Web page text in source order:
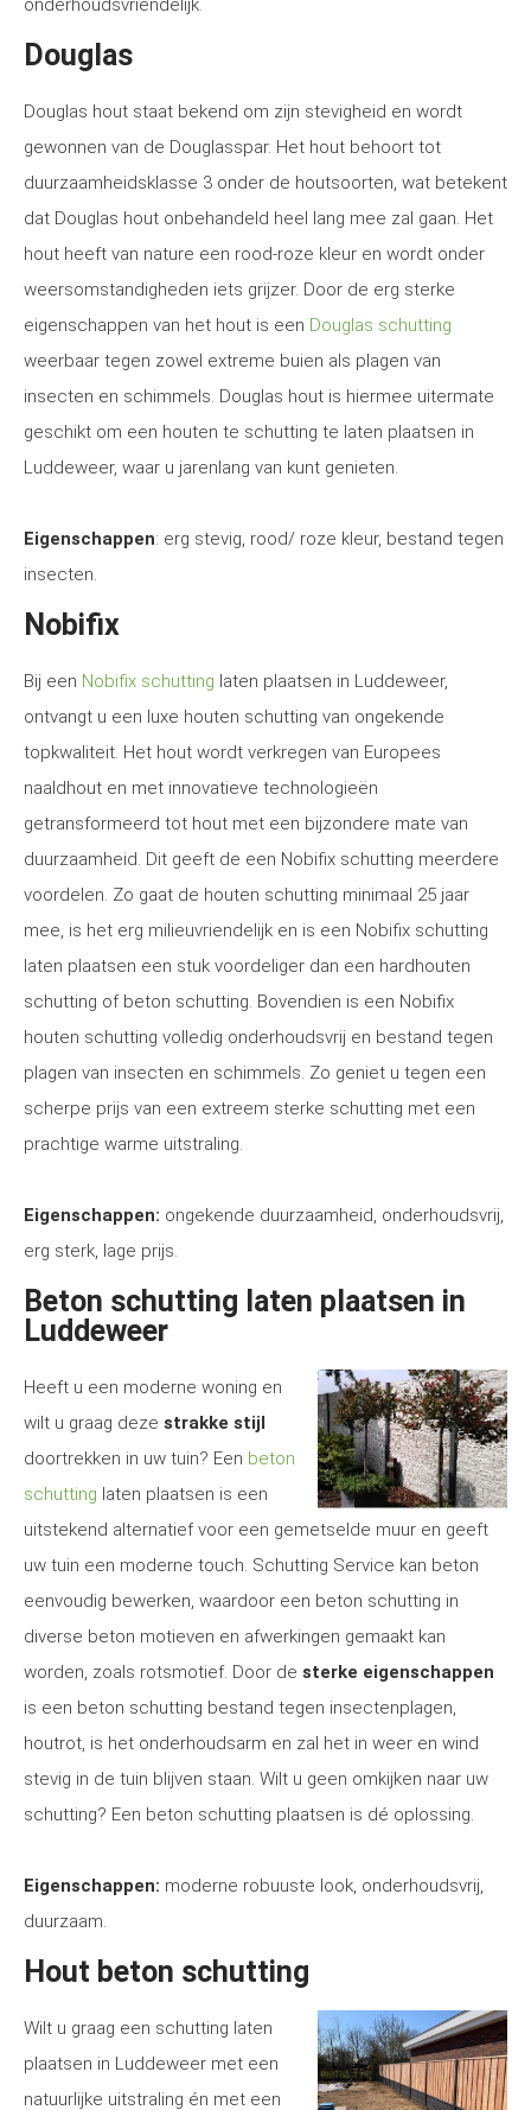
onderhoudsvriendelijk.
Douglas
Douglas hout staat bekend om zijn stevigheid en wordt
gewonnen van de Douglasspar. Het hout behoort tot
duurzaamheidsklasse 3 onder de houtsoorten, wat betekent
dat Douglas hout onbehandeld heel lang mee zal gaan. Het
hout heeft van nature een rood-roze kleur en wordt onder
weersomstandigheden iets grijzer. Door de erg sterke
eigenschappen van het hout is een Douglas schutting
weerbaar tegen zowel extreme buien als plagen van
insecten en schimmels. Douglas hout is hiermee uitermate
geschikt om een houten te schutting te laten plaatsen in
Luddeweer, waar u jarenlang van kunt genieten.
Eigenschappen: erg stevig, rood/ roze kleur, bestand tegen
insecten.
Nobifix
Bij een Nobifix schutting laten plaatsen in Luddeweer,
ontvangt u een luxe houten schutting van ongekende
topkwaliteit. Het hout wordt verkregen van Europees
naaldhout en met innovatieve technologieën
getransformeerd tot hout met een bijzondere mate van
duurzaamheid. Dit geeft de een Nobifix schutting meerdere
voordelen. Zo gaat de houten schutting minimaal 25 jaar
mee, is het erg milieuvriendelijk en is een Nobifix schutting
laten plaatsen een stuk voordeliger dan een hardhouten
schutting of beton schutting. Bovendien is een Nobifix
houten schutting volledig onderhoudsvrij en bestand tegen
plagen van insecten en schimmels. Zo geniet u tegen een
scherpe prijs van een extreem sterke schutting met een
prachtige warme uitstraling.
Eigenschappen: ongekende duurzaamheid, onderhoudsvrij,
erg sterk, lage prijs.
Beton schutting laten plaatsen in
Luddeweer
Heeft u een moderne woning en
wilt u graag deze strakke stijl
doortrekken in uw tuin? Een beton
schutting laten plaatsen is een
uitstekend alternatief voor een gemetselde muur en geeft
uw tuin een moderne touch. Schutting Service kan beton
eenvoudig bewerken, waardoor een beton schutting in
diverse beton motieven en afwerkingen gemaakt kan
worden, zoals rotsmotief. Door de sterke eigenschappen
is een beton schutting bestand tegen insectenplagen,
houtrot, is het onderhoudsarm en zal het in weer en wind
stevig in de tuin blijven staan. Wilt u geen omkijken naar uw
schutting? Een beton schutting plaatsen is dé oplossing.
Eigenschappen: moderne robuuste look, onderhoudsvrij,
duurzaam.
Hout beton schutting
Wilt u graag een schutting laten
plaatsen in Luddeweer met een
natuurlijke uitstraling én met een